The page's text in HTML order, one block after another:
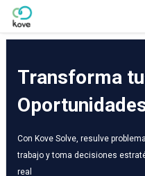
Skip to Main Content
Transforma
Con Kove Solve, resulve
trabajo y toma decisiones
real